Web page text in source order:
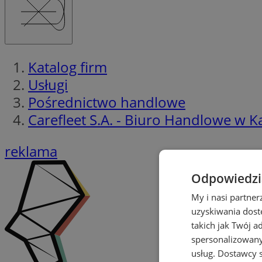
Katalog firm
Usługi
Pośrednictwo handlowe
Carefleet S.A. - Biuro Handlowe w
reklama
My i nasi
uzyskiwania
takich jak Twój
usług. Dostawcy